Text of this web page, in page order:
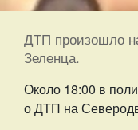
ДТП произошло
Зеленца.
Около 18:00 в
о ДТП на